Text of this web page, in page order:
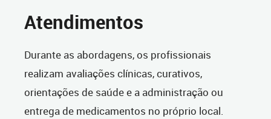
Atendimentos
Durante as abordagens, os profissionais
realizam avaliações clínicas, curativos,
orientações de saúde e a administração ou
entrega de medicamentos no próprio local.